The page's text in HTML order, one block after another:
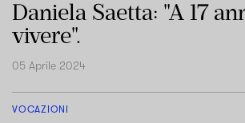
Daniela Saetta: "A 17
vivere".
05 Aprile 2024
VOCAZIONI